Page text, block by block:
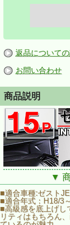
返品について
お問い合わせ
商品説明
▼
■適合車種:ゼスト
■適合年式：H18/3
■高級感を底上げし
リティはもちろん